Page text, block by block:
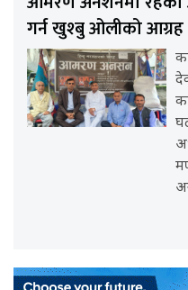
गर्न खुश्बु ओलीको आग्रह